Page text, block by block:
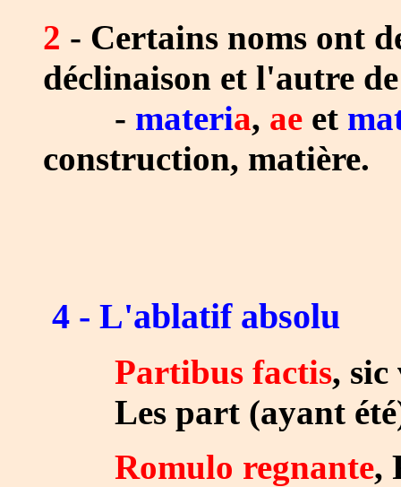
2 - Certains noms ont
déclinaison et l'autre
- materia, ae et
construction, matière.
4 - L'ablatif absolu
Partibus factis, sic
Les part (ayant été)
Romulo regnante,